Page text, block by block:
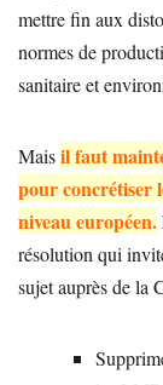
mettre fin aux
normes de
sanitaire et
Maisil faut
pour concrétiser
niveau européen.
résolution qui
sujet auprès de la